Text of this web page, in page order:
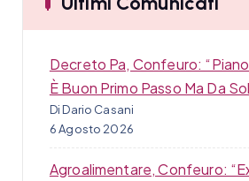
Decreto Pa, Confeuro:
È Buon Primo Passo Ma Da
Di Dario Casani
6 Agosto 2026
Agroalimentare, Confeuro: